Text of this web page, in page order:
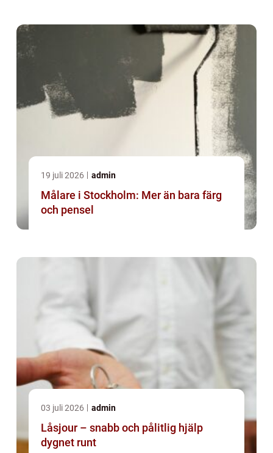
19 juli 2026 admin
Målare i Stockholm: Mer än bara färg
och pensel
03 juli 2026 admin
Låsjour – snabb och pålitlig hjälp
dygnet runt